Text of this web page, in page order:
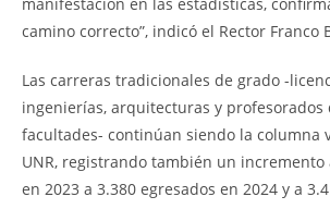
manifestación en las estadísticas,
camino correcto”, indicó el Rector Franco
Las carreras tradicionales de grado -
ingenierías, arquitecturas y profesorados
facultades- continúan siendo la columna
UNR, registrando también un incremento
en 2023 a 3.380 egresados en 2024 y a